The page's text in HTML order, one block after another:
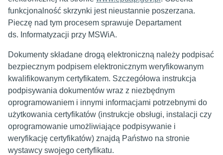
funkcjonalność skrzynki jest nieustannie poszerzana.
Pieczę nad tym procesem sprawuje Departament
ds. Informatyzacji przy MSWiA.
Dokumenty składane drogą elektroniczną należy podpisać
bezpiecznym podpisem elektronicznym weryfikowanym
kwalifikowanym certyfikatem. Szczegółowa instrukcja
podpisywania dokumentów wraz z niezbędnym
oprogramowaniem i innymi informacjami potrzebnymi do
użytkowania certyfikatów (instrukcje obsługi, instalacji czy
oprogramowanie umożliwiające podpisywanie i
weryfikację certyfikatów) znajdą Państwo na stronie
wystawcy swojego certyfikatu.